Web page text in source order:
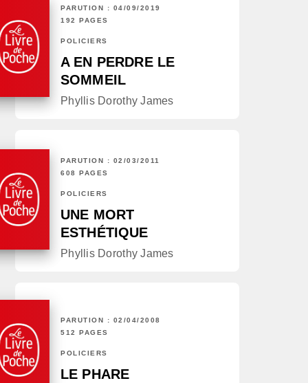
PARUTION : 04/09/2019
192 PAGES
POLICIERS
A EN PERDRE LE
SOMMEIL
Phyllis Dorothy James
PARUTION : 02/03/2011
608 PAGES
POLICIERS
UNE MORT
ESTHÉTIQUE
Phyllis Dorothy James
PARUTION : 02/04/2008
512 PAGES
POLICIERS
LE PHARE